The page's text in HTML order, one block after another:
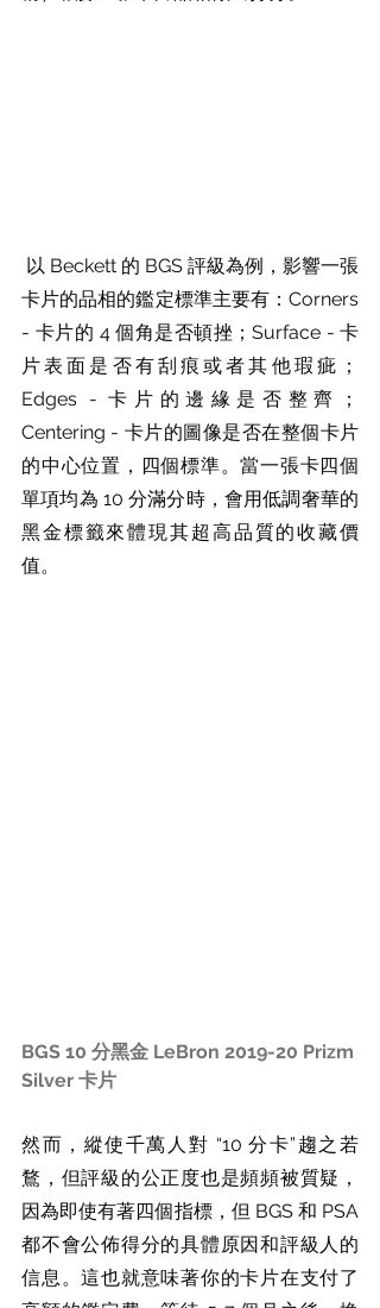
卡片的品相的鑑定標準主要有：Corners
- 卡片的 4 個角是否頓挫；Surface - 卡
片表面是否有刮痕或者其他瑕疵；
Edges - 卡片的邊緣是否整齊；
Centering - 卡片的圖像是否在整個卡片
的中心位置，四個標準。當一張卡四個
單項均為 10 分滿分時，會用低調奢華的
黑金標籤來體現其超高品質的收藏價
值。
BGS 10 分黑金 LeBron 2019-20 Prizm
Silver 卡片
然而，縱使千萬人對 “10 分卡”趨之若
鶩，但評級的公正度也是頻頻被質疑，
因為即使有著四個指標，但 BGS 和 PSA
都不會公佈得分的具體原因和評級人的
信息。這也就意味著你的卡片在支付了